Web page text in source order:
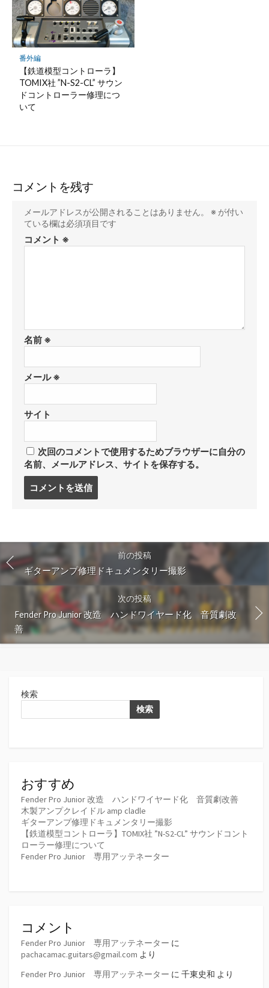
番外編
【鉄道模型コントローラ】
TOMIX社 ”N-S2-CL” サウン
ドコントローラー修理につ
いて
コメントを残す
メールアドレスが公開されることはありません。 ※ が付い
ている欄は必須項目です
コメント ※
名前 ※
メール※
サイト
次回のコメントで使用するためブラウザーに自分の
名前、メールアドレス、サイトを保存する。
る
前の投稿
ギターアンプ修理ドキュメンタリー撮影
次の投稿
Fender Pro Junior 改造 ハンドワイヤード化 音質劇改
善
検索
検索
おすすめ
Fender Pro Junior 改造 ハンドワイヤード化 音質劇改善
木製アンプクレイドル amp cladle
ギターアンプ修理ドキュメンタリー撮影
【鉄道模型コントローラ】TOMIX社 ”N-S2-CL” サウンドコント
ローラー修理について
Fender Pro Junior 専用アッテネーター
コメント
Fender Pro Junior 専用アッテネーター に
pachacamac.guitars@gmail.com より
Fender Pro Junior 専用アッテネーター に 千東史和 より